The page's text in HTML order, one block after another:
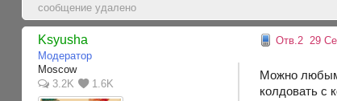
сообщение удалено
Ksyusha
Модератор
Moscow
3.2K
1.6K
Отв.2 29
Можно любым
колдовать с